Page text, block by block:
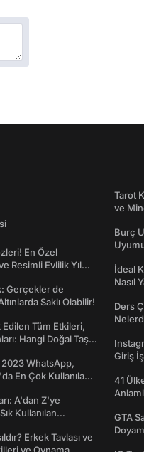
En Özel
Resimli Evlilik Yıl
Gerçekler de
Saklı Olabilir!
Edilen Tüm Etkileri,
Hangi Doğal Taş
2023 WhatsApp,
En Çok Kullanılan
A'dan Z'ye
Kullanılan
Erkek Tavlası ve
Tarot
ve
Burç
İdeal
Nasıl
Ders
Giriş
41
GTA